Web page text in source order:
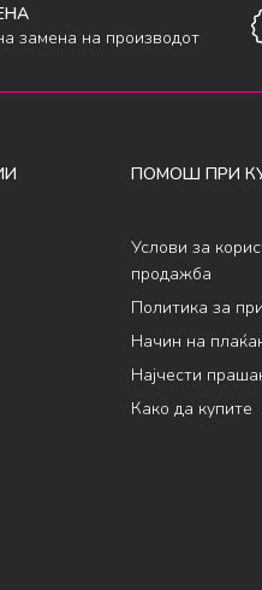
замена на производот
ПОМОШ ПРИ
Услови за
продажба
Политика за
Начин на
Најчести
Како да купите